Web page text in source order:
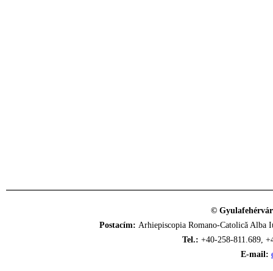
©
Postacím: Arhiepiscopia Romano-Catolică
Tel.: +40-258-811.689,
E-mail: